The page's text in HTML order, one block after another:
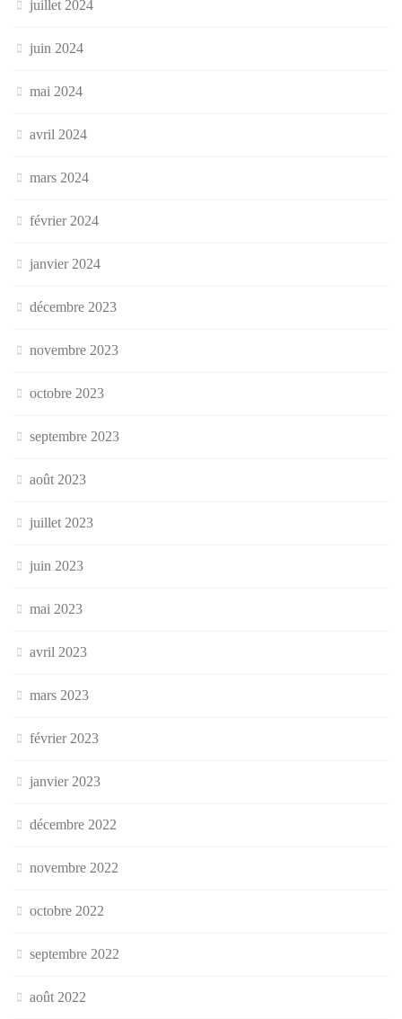
juillet 2024
juin 2024
mai 2024
avril 2024
mars 2024
février 2024
janvier 2024
décembre 2023
novembre 2023
octobre 2023
septembre 2023
août 2023
juillet 2023
juin 2023
mai 2023
avril 2023
mars 2023
février 2023
janvier 2023
décembre 2022
novembre 2022
octobre 2022
septembre 2022
août 2022